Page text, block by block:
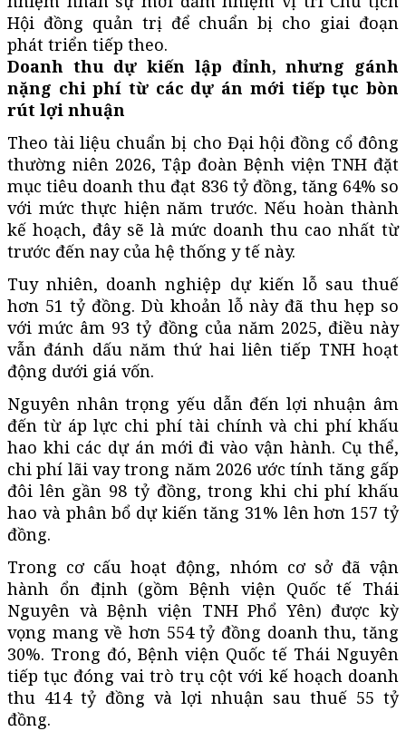
Hội đồng quản trị để chuẩn bị cho giai đoạn
phát triển tiếp theo.
Doanh thu dự kiến lập đỉnh, nhưng gánh
nặng chi phí từ các dự án mới tiếp tục bòn
rút lợi nhuận
Theo tài liệu chuẩn bị cho Đại hội đồng cổ đông
thường niên 2026, Tập đoàn Bệnh viện TNH đặt
mục tiêu doanh thu đạt 836 tỷ đồng, tăng 64% so
với mức thực hiện năm trước. Nếu hoàn thành
kế hoạch, đây sẽ là mức doanh thu cao nhất từ
trước đến nay của hệ thống y tế này.
Tuy nhiên, doanh nghiệp dự kiến lỗ sau thuế
hơn 51 tỷ đồng. Dù khoản lỗ này đã thu hẹp so
với mức âm 93 tỷ đồng của năm 2025, điều này
vẫn đánh dấu năm thứ hai liên tiếp TNH hoạt
động dưới giá vốn.
Nguyên nhân trọng yếu dẫn đến lợi nhuận âm
đến từ áp lực chi phí tài chính và chi phí khấu
hao khi các dự án mới đi vào vận hành. Cụ thể,
chi phí lãi vay trong năm 2026 ước tính tăng gấp
đôi lên gần 98 tỷ đồng, trong khi chi phí khấu
hao và phân bổ dự kiến tăng 31% lên hơn 157 tỷ
đồng.
Trong cơ cấu hoạt động, nhóm cơ sở đã vận
hành ổn định (gồm Bệnh viện Quốc tế Thái
Nguyên và Bệnh viện TNH Phổ Yên) được kỳ
vọng mang về hơn 554 tỷ đồng doanh thu, tăng
30%. Trong đó, Bệnh viện Quốc tế Thái Nguyên
tiếp tục đóng vai trò trụ cột với kế hoạch doanh
thu 414 tỷ đồng và lợi nhuận sau thuế 55 tỷ
đồng.